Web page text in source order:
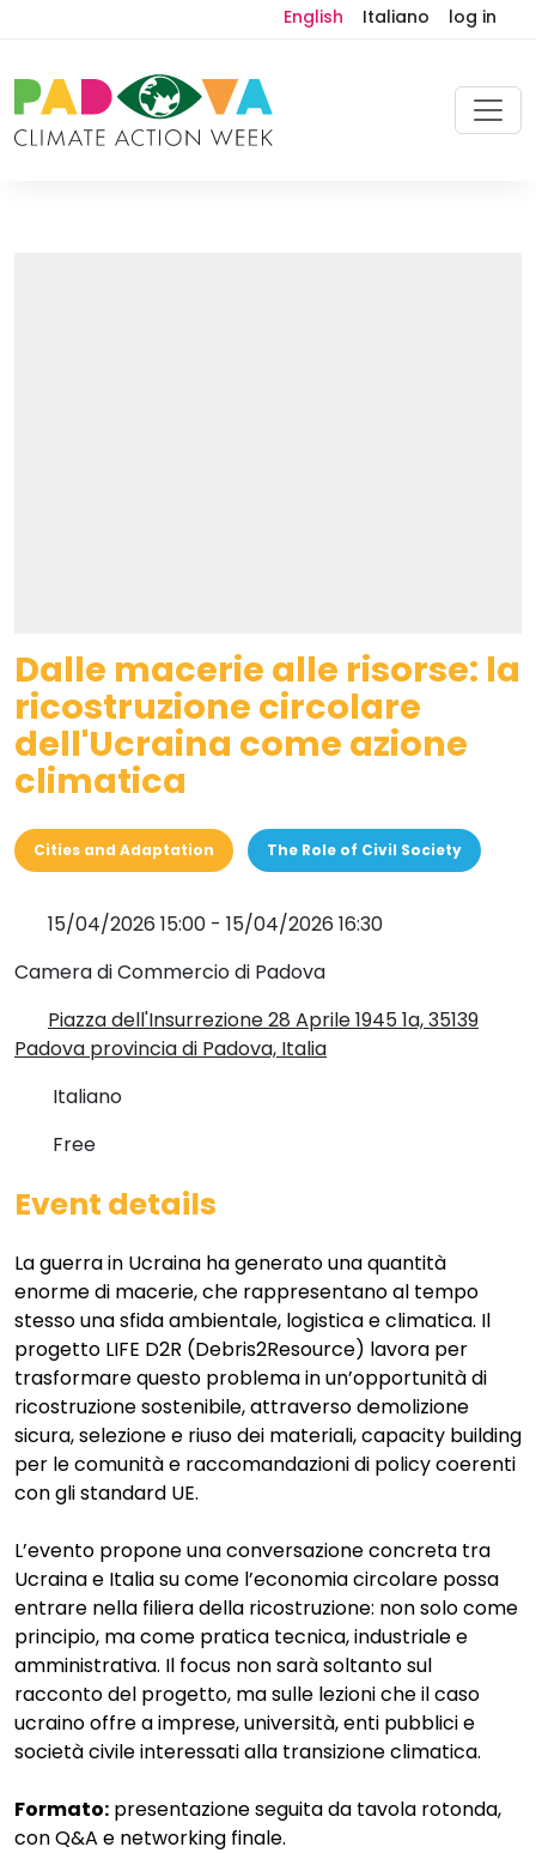
English Italiano log in
Dalle macerie alle risorse: la
ricostruzione circolare
dell'Ucraina come azione
climatica
Cities and Adaptation The Role of Civil Society
15/04/2026 15:00 - 15/04/2026 16:30
Camera di Commercio di Padova
Piazza dell'Insurrezione 28 Aprile 1945 1a, 35139
Padova provincia di Padova, Italia
Italiano
Free
Event details
La guerra in Ucraina ha generato una quantità
enorme di macerie, che rappresentano al tempo
stesso una sfida ambientale, logistica e climatica. Il
progetto LIFE D2R (Debris2Resource) lavora per
trasformare questo problema in un’opportunità di
ricostruzione sostenibile, attraverso demolizione
sicura, selezione e riuso dei materiali, capacity building
per le comunità e raccomandazioni di policy coerenti
con gli standard UE.
L’evento propone una conversazione concreta tra
Ucraina e Italia su come l’economia circolare possa
entrare nella filiera della ricostruzione: non solo come
principio, ma come pratica tecnica, industriale e
amministrativa. Il focus non sarà soltanto sul
racconto del progetto, ma sulle lezioni che il caso
ucraino offre a imprese, università, enti pubblici e
società civile interessati alla transizione climatica.
Formato: presentazione seguita da tavola rotonda,
con Q&A e networking finale.